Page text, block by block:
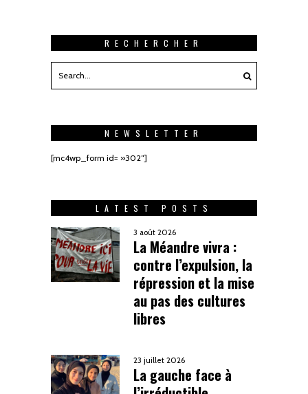
RECHERCHER
NEWSLETTER
[mc4wp_form id= »302″]
LATEST POSTS
3 août 2026
La Méandre vivra :
contre l’expulsion, la
répression et la mise
au pas des cultures
libres
23 juillet 2026
La gauche face à